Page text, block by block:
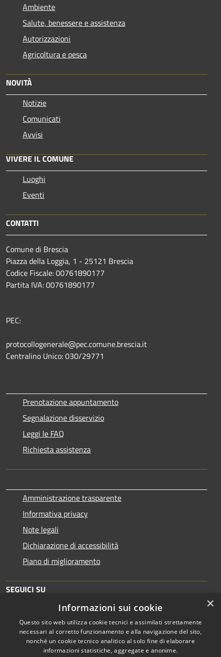
Ambiente
Salute, benessere e assistenza
Autorizzazioni
Agricoltura e pesca
NOVITÀ
Notizie
Comunicati
Avvisi
VIVERE IL COMUNE
Luoghi
Eventi
CONTATTI
Comune di Brescia
Piazza della Loggia, 1 - 25121 Brescia
Codice Fiscale: 00761890177
Partita IVA: 00761890177
PEC:
protocollogenerale@pec.comune.brescia.it
Centralino Unico: 030/29771
Prenotazione appuntamento
Segnalazione disservizio
Leggi le FAQ
Richiesta assistenza
Amministrazione trasparente
Informativa privacy
Note legali
Dichiarazione di accessibilità
Piano di miglioramento
SEGUICI SU
×
Informazioni sui cookie
Questo sito web utilizza cookie tecnici e assimilati strettamente
necessari al corretto funzionamento e alla navigazione del sito,
nonché un cookie tecnico analitico al solo fine di elaborare
informazioni statistiche, aggregate e anonime.